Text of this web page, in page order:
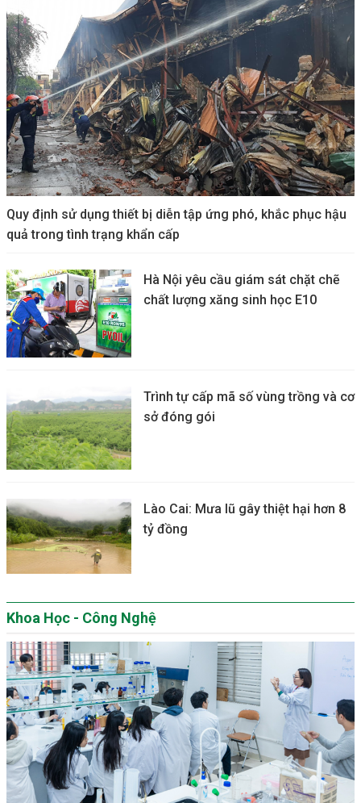
Quy định sử dụng thiết bị diễn tập ứng phó, khắc phục hậu
quả trong tình trạng khẩn cấp
Hà Nội yêu cầu giám sát chặt chẽ
chất lượng xăng sinh học E10
Trình tự cấp mã số vùng trồng và cơ
sở đóng gói
Lào Cai: Mưa lũ gây thiệt hại hơn 8
tỷ đồng
Khoa Học - Công Nghệ